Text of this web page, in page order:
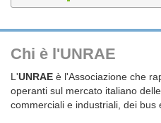
Chi è l'UNRAE
L'UNRAE è l'Associazione che
operanti sul mercato italiano
commerciali e industriali, dei bus